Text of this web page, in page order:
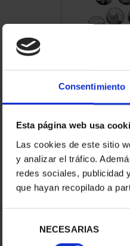
Consentimiento
Esta página web usa
Las cookies de este sitio
y analizar el tráfico.
redes sociales, publicidad
que hayan recopilado a
consentimiento
NECESARIAS
Sólo para